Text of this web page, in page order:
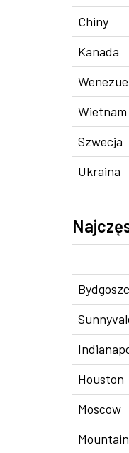
Chiny
Kanada
Wietnam
Szwecja
Ukraina
Houston
Moscow